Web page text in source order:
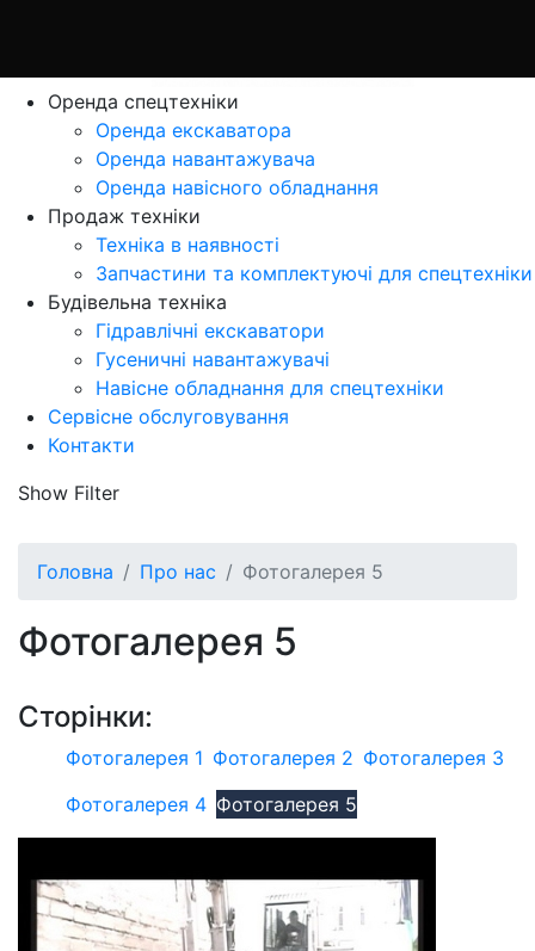
Оренда спецтехніки
Оренда екскаватора
Оренда навантажувача
Оренда навісного обладнання
Продаж технiки
Технiка в наявностi
Запчастини та комплектуючі для спецтехніки
Будівельна техніка
Гідравлічні екскаватори
Гусеничні навантажувачі
Навісне обладнання для спецтехніки
Сервісне обслуговування
Контакти
Show Filter
Головна Про нас Фотогалерея 5
Фотогалерея 5
Сторiнки:
Фотогалерея 1 Фотогалерея 2 Фотогалерея 3
Фотогалерея 4 Фотогалерея 5